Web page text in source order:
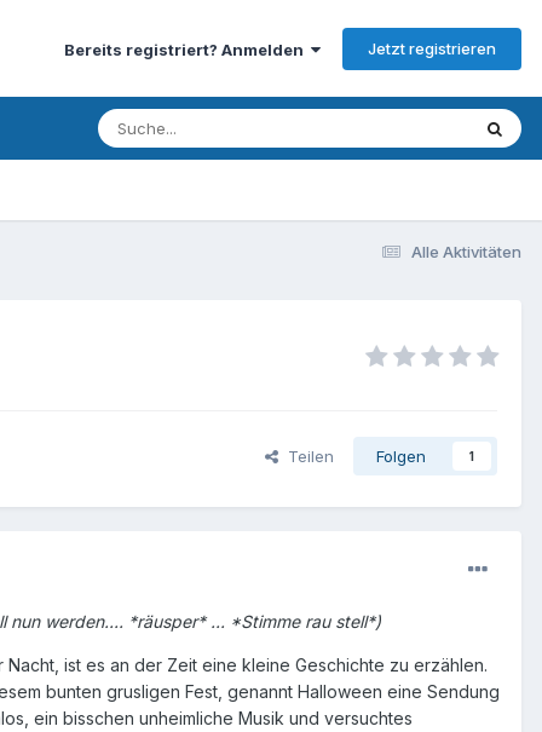
Bereits registriert? Anmelden Jetzt registrieren
Alle Aktivitäten
Teilen Folgen 1
nun werden.... *räusper* ... *Stimme rau stell*)
ist es an der Zeit eine kleine Geschichte zu erzählen.
bunten grusligen Fest, genannt Halloween eine Sendung
ein bisschen unheimliche Musik und versuchtes